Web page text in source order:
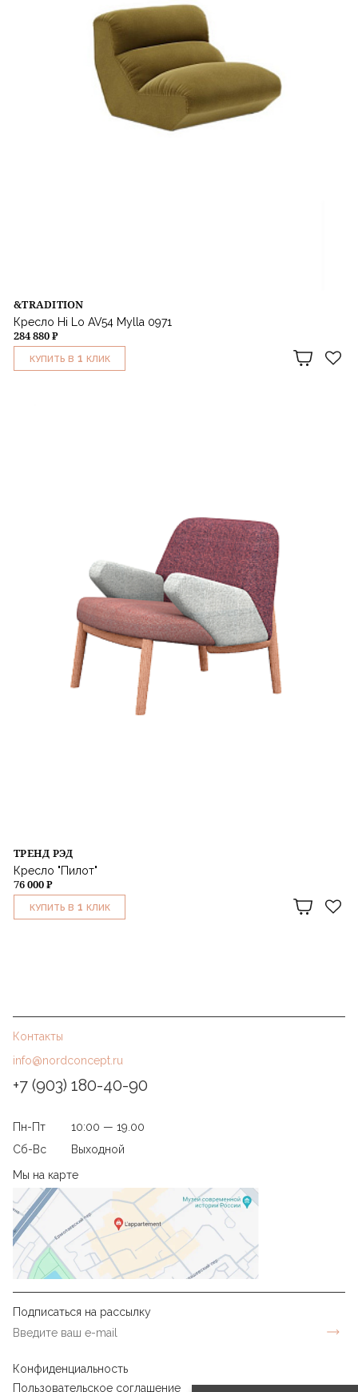
&TRADITION
Кресло Hi Lo AV54 Mylla 0971
284 880 ₽
КУПИТЬ В 1 КЛИК
ТРЕНД РЭД
Кресло "Пилот"
76 000 ₽
КУПИТЬ В 1 КЛИК
Контакты
info@nordconcept.ru
+7 (903) 180-40-90
Пн-Пт
10:00 — 19.00
Сб-Вс
Выходной
Мы на карте
Подписаться на рассылку
Конфиденциальность
Пользовательское соглашение